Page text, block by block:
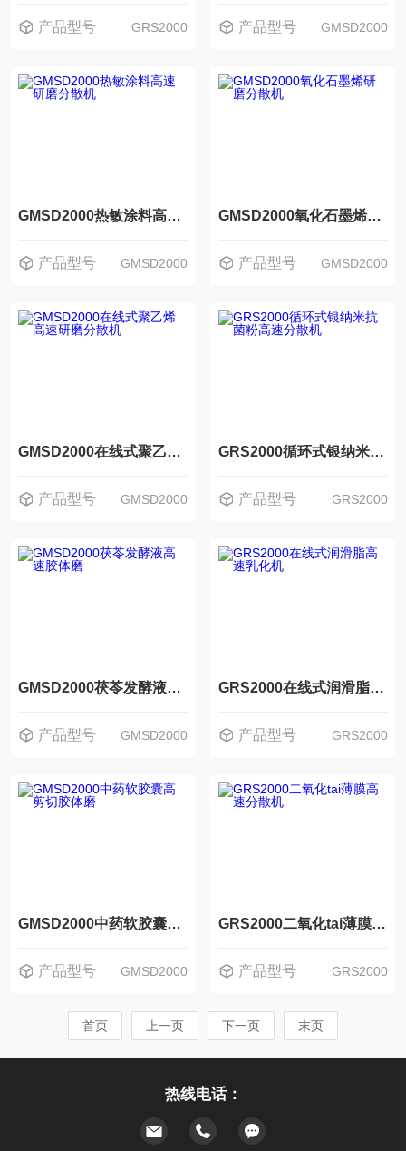
产品型号 GRS2000 产品型号 GMSD2000
GMSD2000热敏涂料高速研磨分散机
产品型号 GMSD2000
GMSD2000氧化石墨烯研磨分散机
产品型号 GMSD2000
GMSD2000在线式聚乙烯高速研磨分散机
产品型号 GMSD2000
GRS2000循环式银纳米抗菌粉高速分散机
产品型号 GRS2000
GMSD2000茯苓发酵液高速胶体磨
产品型号 GMSD2000
GRS2000在线式润滑脂高速乳化机
产品型号 GRS2000
GMSD2000中药软胶囊高剪切胶体磨
产品型号 GMSD2000
GRS2000二氧化tai薄膜高速分散机
产品型号 GRS2000
首页 上一页 下一页 末页
热线电话：